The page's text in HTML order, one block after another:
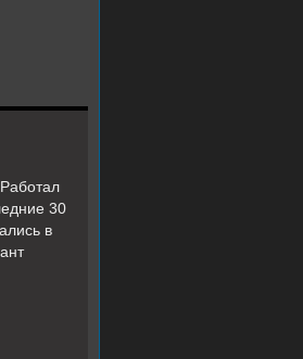
30
в